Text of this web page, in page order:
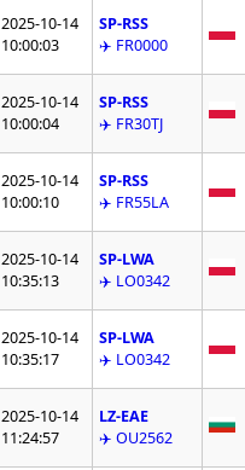
2025-10-14
10:00:03
SP-RSS
✈️ FR0000
2025-10-14
10:00:04
SP-RSS
✈️ FR30TJ
2025-10-14
10:00:10
SP-RSS
✈️ FR55LA
2025-10-14
10:35:13
SP-LWA
✈️ LO0342
2025-10-14
10:35:17
SP-LWA
✈️ LO0342
2025-10-14
11:24:57
LZ-EAE
✈️ OU2562